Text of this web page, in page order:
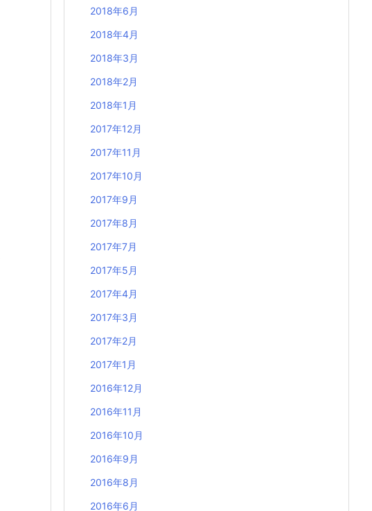
2018年6月
2018年4月
2018年3月
2018年2月
2018年1月
2017年12月
2017年11月
2017年10月
2017年9月
2017年8月
2017年7月
2017年5月
2017年4月
2017年3月
2017年2月
2017年1月
2016年12月
2016年11月
2016年10月
2016年9月
2016年8月
2016年6月